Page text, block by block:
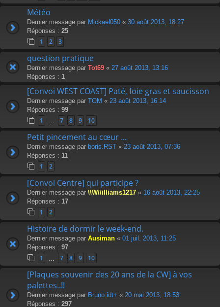
Météo
Dernier message par Mickael050 « 30 août 2013, 18:27
Réponses : 25
1 2 3
question pratique
Dernier message par Tot69 « 27 août 2013, 13:16
Réponses : 1
[Convoi WEST COAST] Paté, foie gras et saucisson
Dernier message par TOM « 23 août 2013, 16:14
Réponses : 99
1 7 8 9 10
Petit pincement au cœur ...
Dernier message par boris.RST « 23 août 2013, 07:36
Réponses : 11
1 2
[Convoi Centre] qui participe ?
Dernier message par \\W//illiams1217 « 16 août 2013, 22:25
Réponses : 17
1 2
Histoire de dormir le week-end.
Dernier message par Ausiman « 01 juil. 2013, 11:25
Réponses : 97
1 7 8 9 10
[Plaques souvenir des 20 ans de la CW] à vos
palettes..!!
Dernier message par Bruno idt+ « 20 mai 2013, 18:53
Réponses : 297